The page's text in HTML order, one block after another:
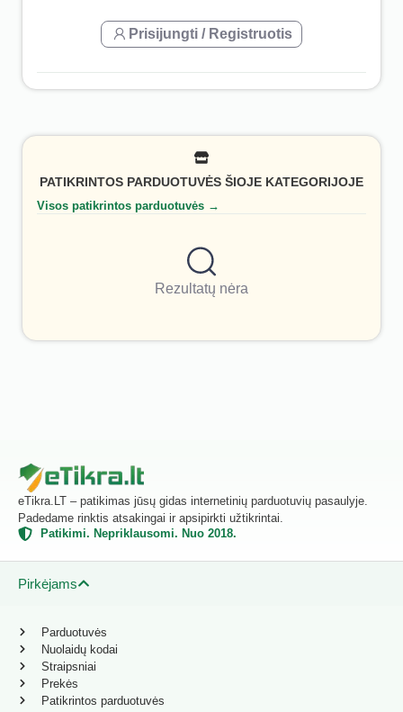
Prisijungti / Registruotis
PATIKRINTOS PARDUOTUVĖS ŠIOJE KATEGORIJOJE
Visos patikrintos parduotuvės →
Rezultatų nėra
eTikra.LT – patikimas jūsų gidas internetinių parduotuvių pasaulyje.
Padedame rinktis atsakingai ir apsipirkti užtikrintai.
Patikimi. Nepriklausomi. Nuo 2018.
Pirkėjams
Parduotuvės
Nuolaidų kodai
Straipsniai
Prekės
Patikrintos parduotuvės